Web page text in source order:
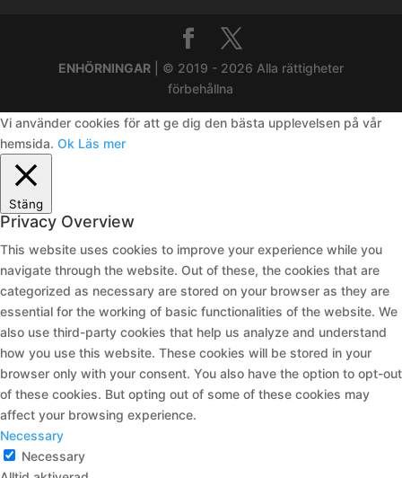
ENHÖRNINGAR| © 2019 - 2026 Alla rättigheter
förbehållna
Vi använder cookies för att ge dig den bästa upplevelsen på vår
hemsida. Ok Läs mer
Stäng
Privacy Overview
This website uses cookies to improve your experience while you
navigate through the website. Out of these, the cookies that are
categorized as necessary are stored on your browser as they are
essential for the working of basic functionalities of the website. We
also use third-party cookies that help us analyze and understand
how you use this website. These cookies will be stored in your
browser only with your consent. You also have the option to opt-out
of these cookies. But opting out of some of these cookies may
affect your browsing experience.
Necessary
Necessary